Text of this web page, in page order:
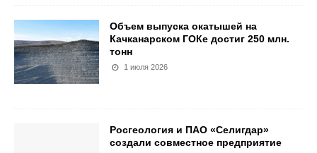
Объем выпуска окатышей на
Качканарском ГОКе достиг 250 млн.
тонн
1 июля 2026
Росгеология и ПАО «Селигдар»
создали совместное предприятие